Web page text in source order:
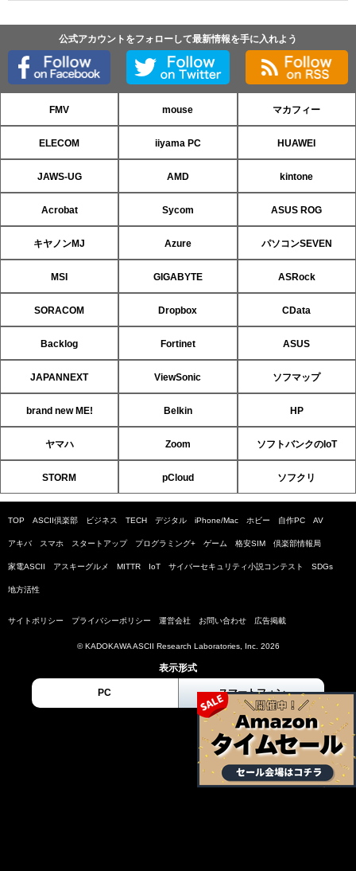
公式アカウントをフォローして最新情報を手に入れよう
FMV mouse マカフィー
ELECOM iiyama PC HUAWEI
JAWS-UG AMD kintone
Acrobat Sycom ASUS ROG
キヤノンMJ Azure パソコンSEVEN
MSI GIGABYTE ASRock
SORACOM Dropbox CData
Backlog Fortinet ASUS
JAPANNEXT ViewSonic ソフマップ
brand new ME! Belkin HP
ヤマハ Zoom ソフトバンクのIoT
STORM pCloud ソフクリ
TOP ASCII倶楽部 ビジネス TECH デジタル iPhone/Mac ホビー 自作PC AV
アキバ スマホ スタートアップ プログラミング+ ゲーム 格安SIM 倶楽部情報局
家電ASCII アスキーグルメ MITTR IoT サイバーセキュリティ小説コンテスト SDGs
地方活性
サイトポリシー プライバシーポリシー 運営会社 お問い合わせ 広告掲載
© KADOKAWA ASCII Research Laboratories, Inc. 2026
表示形式
PC スマートフォン